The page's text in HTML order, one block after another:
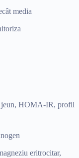
media
jeun, HOMA-IR, profil
eritrocitar,